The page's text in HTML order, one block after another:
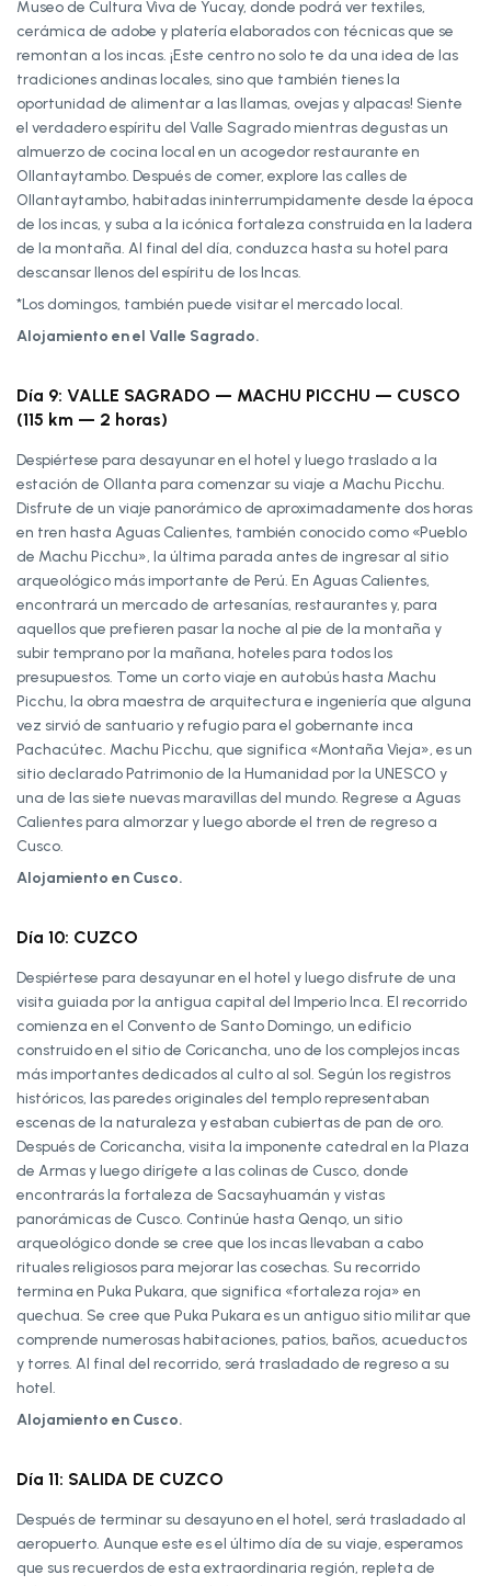
Museo de Cultura Viva de Yucay, donde podrá ver textiles,
cerámica de adobe y platería elaborados con técnicas que se
remontan a los incas. ¡Este centro no solo te da una idea de las
tradiciones andinas locales, sino que también tienes la
oportunidad de alimentar a las llamas, ovejas y alpacas! Siente
el verdadero espíritu del Valle Sagrado mientras degustas un
almuerzo de cocina local en un acogedor restaurante en
Ollantaytambo. Después de comer, explore las calles de
Ollantaytambo, habitadas ininterrumpidamente desde la época
de los incas, y suba a la icónica fortaleza construida en la ladera
de la montaña. Al final del día, conduzca hasta su hotel para
descansar llenos del espíritu de los Incas.
*Los domingos, también puede visitar el mercado local.
Alojamiento en el Valle Sagrado.
Día 9: VALLE SAGRADO — MACHU PICCHU — CUSCO
(115 km — 2 horas)
Despiértese para desayunar en el hotel y luego traslado a la
estación de Ollanta para comenzar su viaje a Machu Picchu.
Disfrute de un viaje panorámico de aproximadamente dos horas
en tren hasta Aguas Calientes, también conocido como «Pueblo
de Machu Picchu», la última parada antes de ingresar al sitio
arqueológico más importante de Perú. En Aguas Calientes,
encontrará un mercado de artesanías, restaurantes y, para
aquellos que prefieren pasar la noche al pie de la montaña y
subir temprano por la mañana, hoteles para todos los
presupuestos. Tome un corto viaje en autobús hasta Machu
Picchu, la obra maestra de arquitectura e ingeniería que alguna
vez sirvió de santuario y refugio para el gobernante inca
Pachacútec. Machu Picchu, que significa «Montaña Vieja», es un
sitio declarado Patrimonio de la Humanidad por la UNESCO y
una de las siete nuevas maravillas del mundo. Regrese a Aguas
Calientes para almorzar y luego aborde el tren de regreso a
Cusco.
Alojamiento en Cusco.
Día 10: CUZCO
Despiértese para desayunar en el hotel y luego disfrute de una
visita guiada por la antigua capital del Imperio Inca. El recorrido
comienza en el Convento de Santo Domingo, un edificio
construido en el sitio de Coricancha, uno de los complejos incas
más importantes dedicados al culto al sol. Según los registros
históricos, las paredes originales del templo representaban
escenas de la naturaleza y estaban cubiertas de pan de oro.
Después de Coricancha, visita la imponente catedral en la Plaza
de Armas y luego dirígete a las colinas de Cusco, donde
encontrarás la fortaleza de Sacsayhuamán y vistas
panorámicas de Cusco. Continúe hasta Qenqo, un sitio
arqueológico donde se cree que los incas llevaban a cabo
rituales religiosos para mejorar las cosechas. Su recorrido
termina en Puka Pukara, que significa «fortaleza roja» en
quechua. Se cree que Puka Pukara es un antiguo sitio militar que
comprende numerosas habitaciones, patios, baños, acueductos
y torres. Al final del recorrido, será trasladado de regreso a su
hotel.
Alojamiento en Cusco.
Día 11: SALIDA DE CUZCO
Después de terminar su desayuno en el hotel, será trasladado al
aeropuerto. Aunque este es el último día de su viaje, esperamos
que sus recuerdos de esta extraordinaria región, repleta de